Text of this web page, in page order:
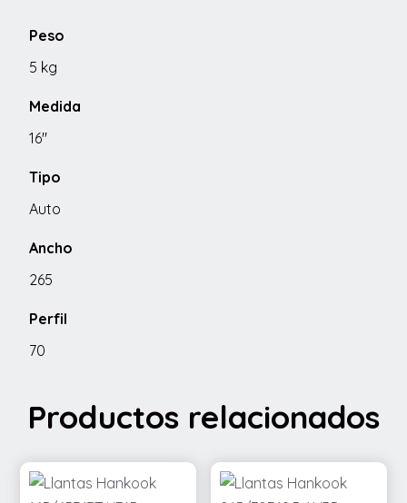
Peso
5 kg
Medida
16"
Tipo
Auto
Ancho
265
Perfil
70
Productos relacionados